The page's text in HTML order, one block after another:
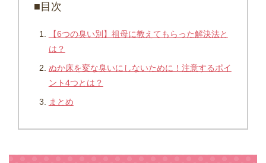
■目次
【6つの臭い別】祖母に教えてもらった解決法と
は？
ぬか床を変な臭いにしないために！注意するポイ
ント4つとは？
まとめ